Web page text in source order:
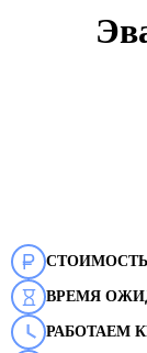
СТОИМОСТЬ
ВРЕМЯ
РАБОТАЕМ